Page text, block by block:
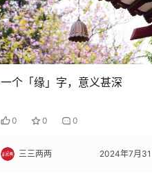
一个「缘」字，意义甚深
0 0 0
三三两两 2024年7月31